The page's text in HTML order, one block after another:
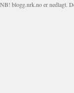
NB! blogg.nrk.no er nedlagt.